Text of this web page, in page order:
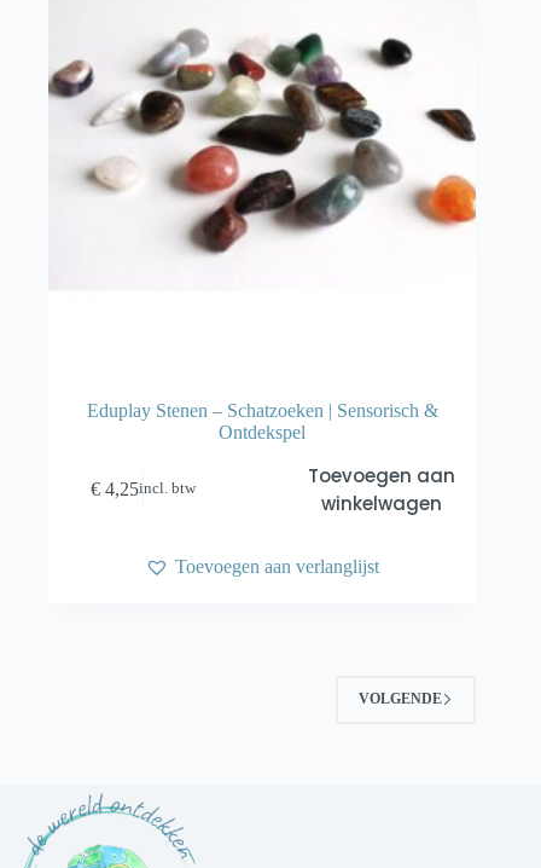
Eduplay Stenen – Schatzoeken | Sensorisch &
Ontdekspel
€ 4,25incl. btw
Toevoegen aan
winkelwagen
Toevoegen aan verlanglijst
VOLGENDE